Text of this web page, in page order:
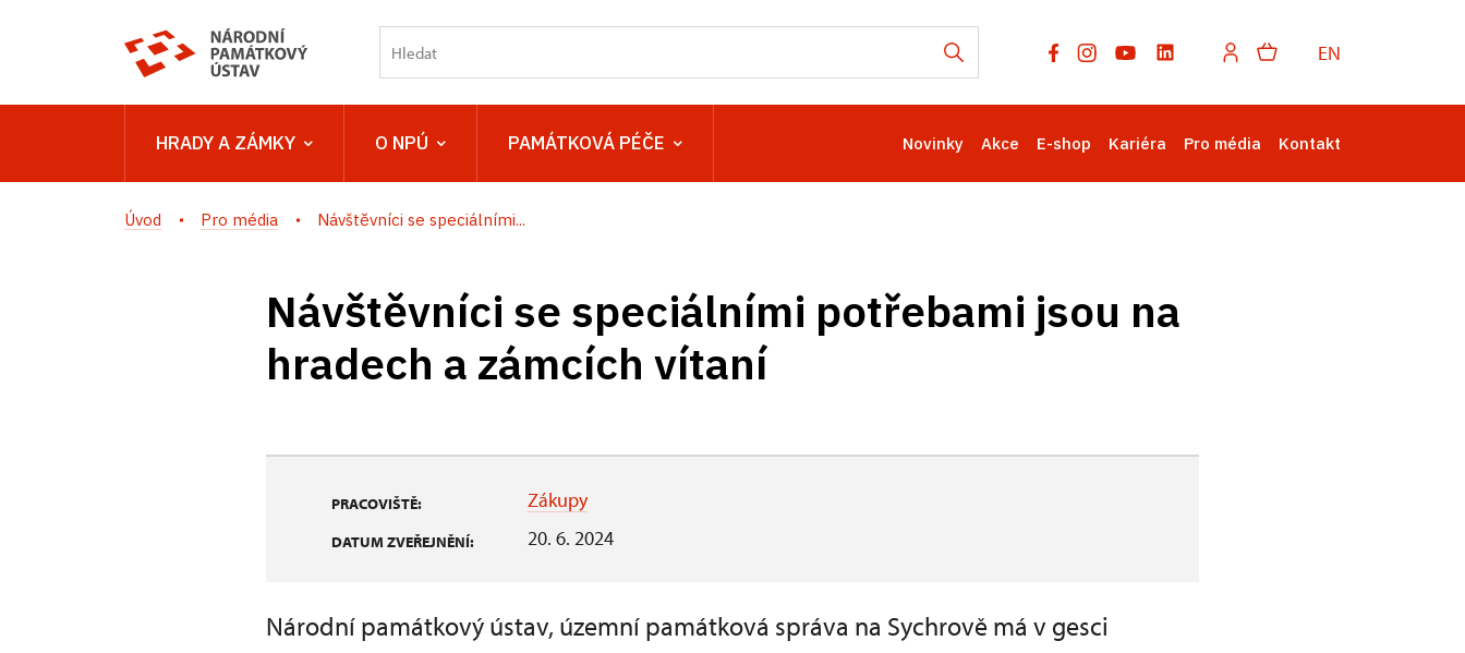
EN
HRADY A ZÁMKY O NPÚ PAMÁTKOVÁ PÉČE Novinky Akce E-shop Kariéra Pro média Kontakt
Úvod Pro média Návštěvníci se speciálními...
Návštěvníci se speciálními potřebami jsou na
hradech a zámcích vítaní
PRACOVIŠTĚ: Zákupy
DATUM ZVEŘEJNĚNÍ: 20. 6. 2024
Národní památkový ústav, územní památková správa na Sychrově má v gesci